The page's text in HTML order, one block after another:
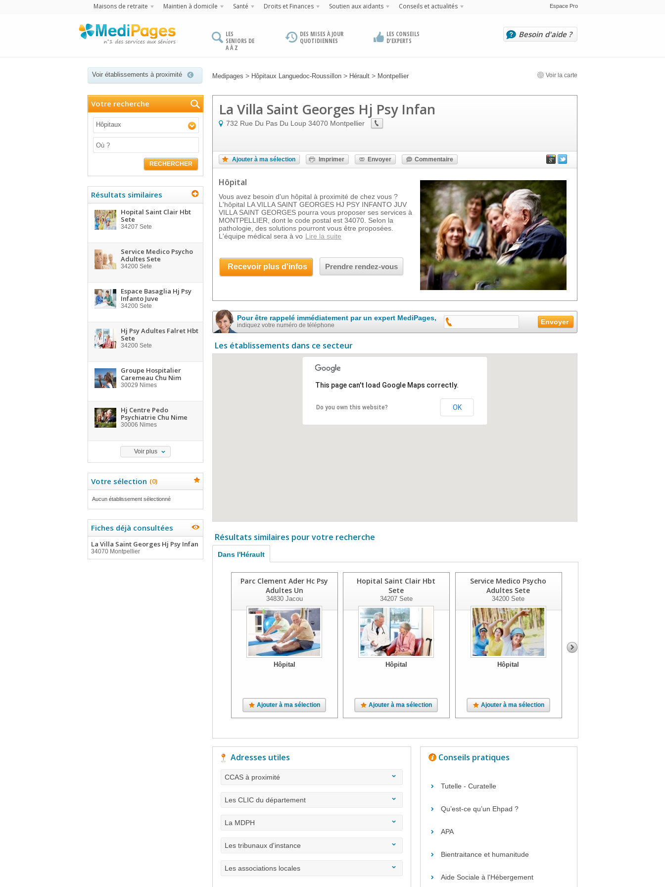
Maisons de retraite Maintien à domicile Santé Droits et Finances Soutien aux aidants Conseils et actualités Espace Pro
LES
SENIORS DE
A À Z
DES MISES À JOUR
QUOTIDIENNES
LES CONSEILS
D'EXPERTS
Besoin d'aide ?
Voir établissements à proximité Medipages > Hôpitaux Languedoc-Roussillon > Hérault > Montpellier Voir la carte
Votre recherche
Hôpitaux
RECHERCHER
Résultats similaires
Hopital Saint Clair Hbt
Sete
34207 Sete
Service Medico Psycho
Adultes Sete
34200 Sete
Espace Basaglia Hj Psy
Infanto Juve
34200 Sete
Hj Psy Adultes Falret Hbt
Sete
34200 Sete
Groupe Hospitalier
Caremeau Chu Nim
30029 Nimes
Hj Centre Pedo
Psychiatrie Chu Nime
30006 Nimes
Voir plus
Votre sélection (0)
Aucun établissement sélectionné
Fiches déjà consultées
La Villa Saint Georges Hj Psy Infan
34070 Montpellier
La Villa Saint Georges Hj Psy Infan
732 Rue Du Pas Du Loup 34070 Montpellier
Ajouter à ma sélection Imprimer Envoyer Commentaire
Hôpital
Vous avez besoin d'un hôpital à proximité de chez vous ?
L'hôpital LA VILLA SAINT GEORGES HJ PSY INFANTO JUV
VILLA SAINT GEORGES pourra vous proposer ses services à
MONTPELLIER, dont le code postal est 34070. Selon la
pathologie, des solutions pourront vous être proposées.
L'équipe médical sera à vo Lire la suite
Recevoir plus d'infos Prendre rendez-vous
Pour être rappelé immédiatement par un expert MediPages,
indiquez votre numéro de téléphone
Les établissements dans ce secteur
This page can't load Google Maps correctly.
Do you own this website? OK
Résultats similaires pour votre recherche
Dans l'Hérault
Parc Clement Ader Hc Psy
Adultes Un
34830Jacou
Hôpital
Ajouter à ma sélection
Hopital Saint Clair Hbt
Sete
34207Sete
Hôpital
Ajouter à ma sélection
Service Medico Psycho
Adultes Sete
34200 Sete
Hôpital
Ajouter à ma sélection
Adresses utiles
CCAS à proximité
Les CLIC du département
La MDPH
Les tribunaux d'instance
Les associations locales
Conseils pratiques
Tutelle - Curatelle
Qu’est-ce qu’un Ehpad ?
APA
Bientraitance et humanitude
Aide Sociale à l'Hébergement